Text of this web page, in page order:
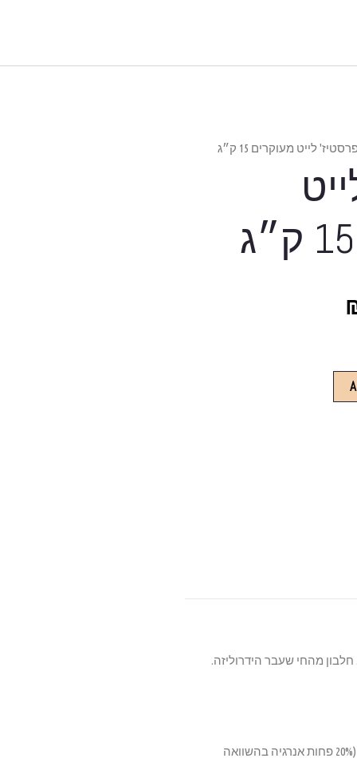
לייט מעוקרים 15 ק״ג
פשתן. חלבון מהחי שעבר הידרוליזה.
נוכחותם של סיבים (נוסחה מופחתת קלוריות) מסייעת לשמור על משקל אידאלי מבלי להקטין את נפח המנה (20% פחות אנרגיה בהשוואה